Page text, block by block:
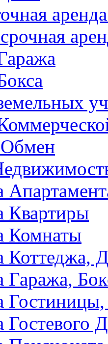
Квартиры
Комнаты
Коттеджа,
Гаража,